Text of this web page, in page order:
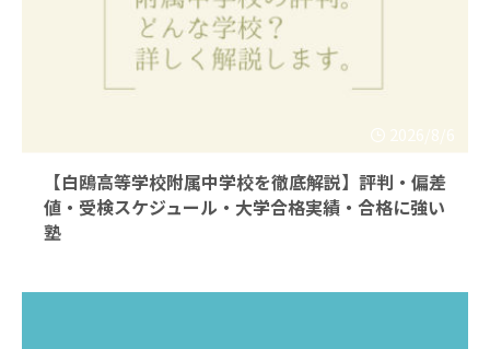
2026/8/6
【白鴎高等学校附属中学校を徹底解説】評判・偏差
値・受検スケジュール・大学合格実績・合格に強い
塾